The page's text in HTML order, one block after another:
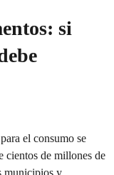
si
el consumo se
cientos de millones de